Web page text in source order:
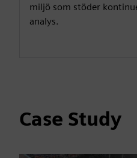
miljö som stöder
analys.
Case Study